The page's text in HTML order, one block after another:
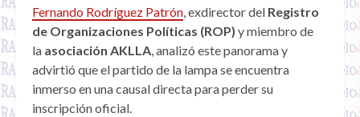
Fernando Rodríguez Patrón, exdirector del Registro
de Organizaciones Políticas (ROP) y miembro de
la asociación AKLLA, analizó este panorama y
advirtió que el partido de la lampa se encuentra
inmerso en una causal directa para perder su
inscripción oficial.